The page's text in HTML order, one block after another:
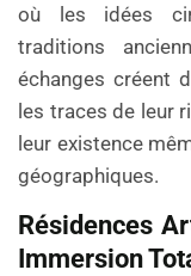
où les idées
traditions
échanges créent
les traces de leur
leur existence
géographiques.
Résidences
Immersion